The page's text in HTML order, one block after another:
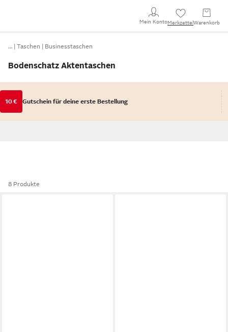
Mein KontoMerkzettel Warenkorb
… Taschen Businesstaschen
Bodenschatz Aktentaschen
10 € Gutschein für deine erste Bestellung
8 Produkte